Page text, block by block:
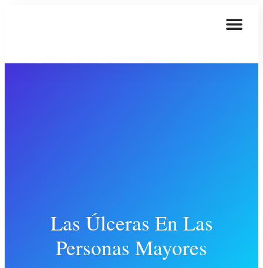
Las Úlceras En Las
Personas Mayores